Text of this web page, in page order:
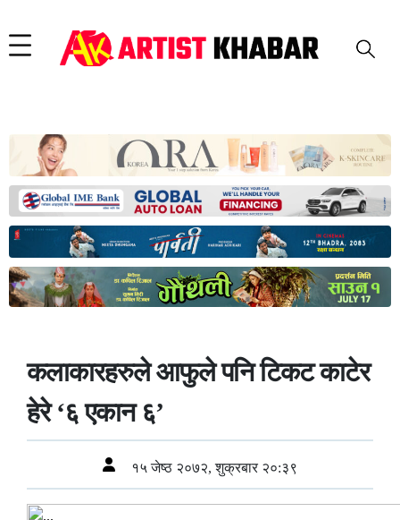
कलाकारहरुले आफुले पनि टिकट काटेर
हेरे ‘६ एकान ६’
१५ जेष्ठ २०७२, शुक्रबार २०:३९